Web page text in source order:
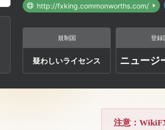
http://fxking.commonworths.com/
規制国
疑わしいライセンス
登録
ニュージ
注意：